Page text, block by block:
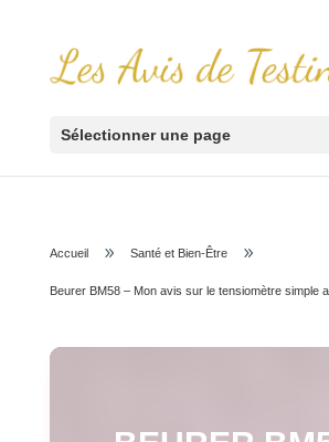
Sélectionner une page
Accueil 9 Santé et Bien-Être 9
Beurer BM58 – Mon avis sur le tensiomètre simple